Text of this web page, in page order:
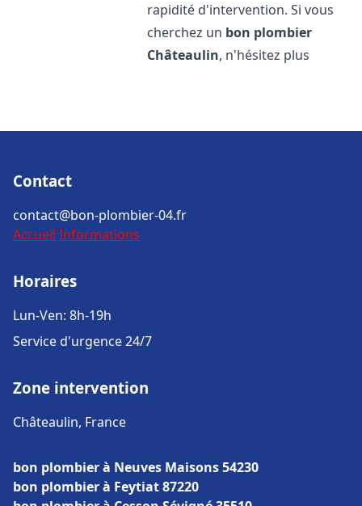
rapidité d'intervention. Si vous
cherchez un bon plombier
Châteaulin, n'hésitez plus
Contact
contact@bon-plombier-04.fr
Accueil Informations
Horaires
Lun-Ven: 8h-19h
Service d'urgence 24/7
Zone intervention
Châteaulin, France
bon plombier à Neuves Maisons 54230
bon plombier à Feytiat 87220